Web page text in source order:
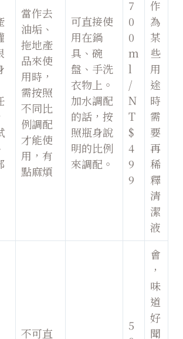
當作去
油垢、
拖地產
品來使
用時，
需按照
不同比
例調配
才能使
用，有
點麻煩
可直接使
用在鍋
具、碗
盤、手洗
衣物上。
加水調配
的話，按
照瓶身說
明的比例
來調配。
7
0
0
m
l
/
N
T
$
4
9
9
作
為
某
些
用
途
時
需
要
再
稀
釋
清
潔
液
不可直
5
會
，
味
道
好
聞